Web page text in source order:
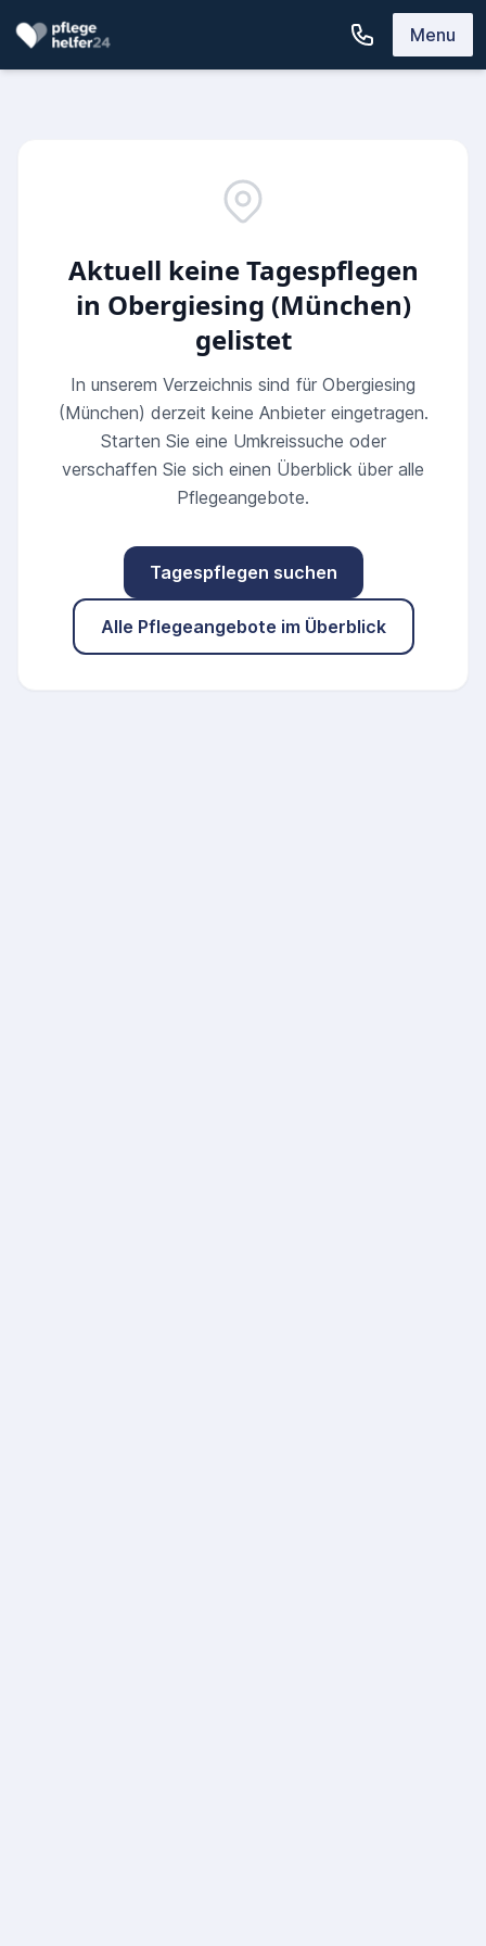
Menu
Aktuell keine Tagespflegen
in Obergiesing (München)
gelistet
In unserem Verzeichnis sind für Obergiesing
(München) derzeit keine Anbieter eingetragen.
Starten Sie eine Umkreissuche oder
verschaffen Sie sich einen Überblick über alle
Pflegeangebote.
Tagespflegen suchen
Alle Pflegeangebote im Überblick